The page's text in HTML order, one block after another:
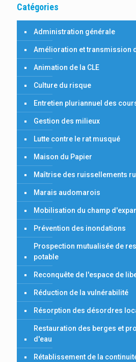
Catégories
Administration générale
Amélioration et transmission
Animation de la CLE
Culture du risque
Entretien pluriannuel des
Gestion des milieux
Lutte contre le rat musqué
Maison du Papier
Maîtrise des ruissellements
Marais audomarois
Mobilisation du champ
Prévention des inondations
Prospection mutualisée de
potable
Reconquête de l'espace de
Réduction de la vulnérabilité
Résorption des désordres
Restauration des berges et
d'eau
Rétablissement de la